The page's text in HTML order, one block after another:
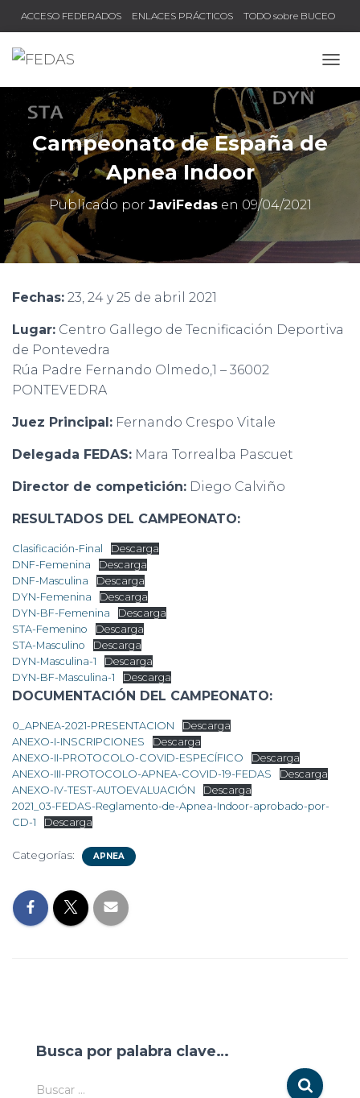
ACCESO FEDERADOS ENLACES PRÁCTICOS TODO sobre BUCEO
Campeonato de España de
Apnea Indoor
Publicado por JaviFedasen 09/04/2021
Fechas: 23, 24 y 25 de abril 2021
Lugar: Centro Gallego de Tecnificación Deportiva
de Pontevedra
Rúa Padre Fernando Olmedo,1 – 36002
PONTEVEDRA
Juez Principal: Fernando Crespo Vitale
Delegada FEDAS: Mara Torrealba Pascuet
Director de competición: Diego Calviño
RESULTADOS DEL CAMPEONATO:
Clasificación-Final
Descarga
DNF-Femenina
Descarga
DNF-Masculina
Descarga
DYN-Femenina
Descarga
DYN-BF-Femenina
Descarga
STA-Femenino
Descarga
STA-Masculino
Descarga
DYN-Masculina-1
Descarga
DYN-BF-Masculina-1
Descarga
DOCUMENTACIÓN DEL CAMPEONATO:
0_APNEA-2021-PRESENTACION
Descarga
ANEXO-I-INSCRIPCIONES
Descarga
ANEXO-II-PROTOCOLO-COVID-ESPECÍFICO
Descarga
ANEXO-III-PROTOCOLO-APNEA-COVID-19-FEDAS
Descarga
ANEXO-IV-TEST-AUTOEVALUACIÓN
Descarga
2021_03-FEDAS-Reglamento-de-Apnea-Indoor-aprobado-por-
CD-1
Descarga
Categorías: APNEA
Busca por palabra clave…
Buscar …